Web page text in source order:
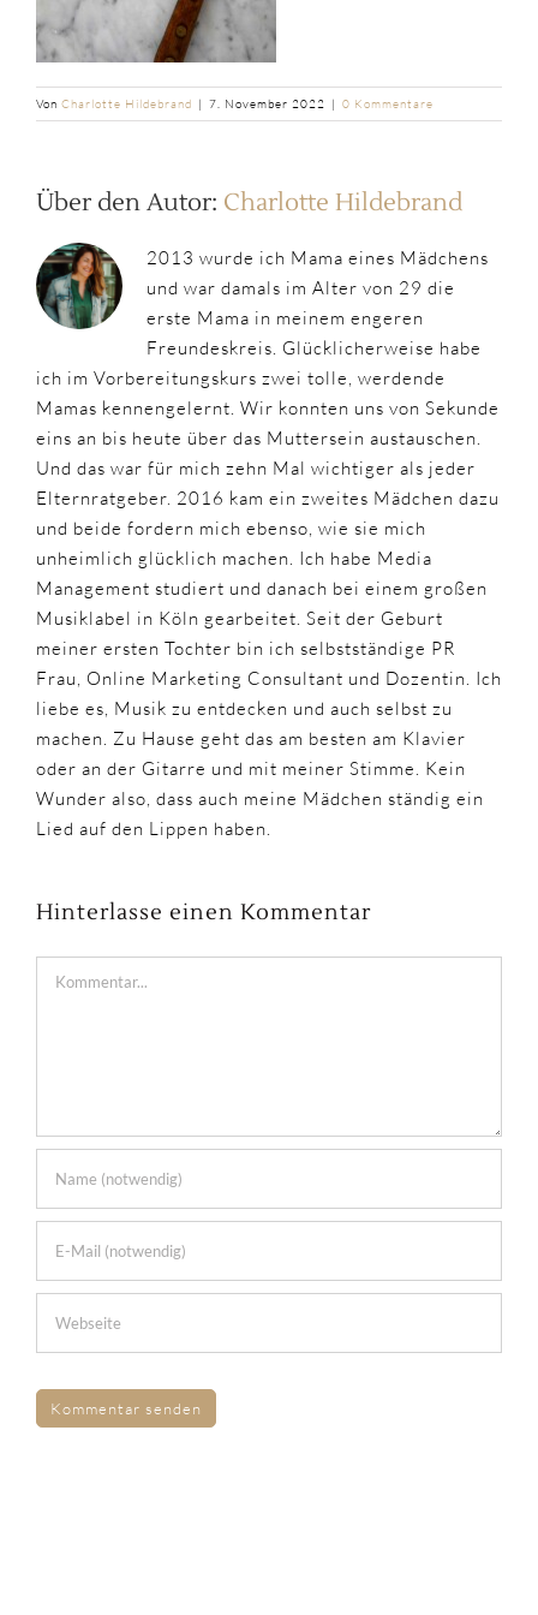
Von Charlotte Hildebrand | 7. November 2022 | 0 Kommentare
Über den Autor: Charlotte Hildebrand
2013 wurde ich Mama eines Mädchens
und war damals im Alter von 29 die
erste Mama in meinem engeren
Freundeskreis. Glücklicherweise habe
ich im Vorbereitungskurs zwei tolle, werdende
Mamas kennengelernt. Wir konnten uns von Sekunde
eins an bis heute über das Muttersein austauschen.
Und das war für mich zehn Mal wichtiger als jeder
Elternratgeber. 2016 kam ein zweites Mädchen dazu
und beide fordern mich ebenso, wie sie mich
unheimlich glücklich machen. Ich habe Media
Management studiert und danach bei einem großen
Musiklabel in Köln gearbeitet. Seit der Geburt
meiner ersten Tochter bin ich selbstständige PR
Frau, Online Marketing Consultant und Dozentin. Ich
liebe es, Musik zu entdecken und auch selbst zu
machen. Zu Hause geht das am besten am Klavier
oder an der Gitarre und mit meiner Stimme. Kein
Wunder also, dass auch meine Mädchen ständig ein
Lied auf den Lippen haben.
Hinterlasse einen Kommentar
Kommentar